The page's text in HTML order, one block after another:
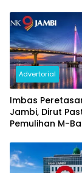
dan Perubahan
Advertorial
Imbas
Jambi, Dirut
Pemulihan M-